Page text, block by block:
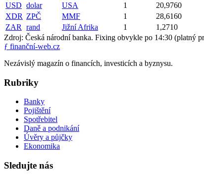
USD dolar USA 1 20,9760
XDR ZPČ MMF 1 28,6160
ZAR
rand Jižní Afrika 1 1,2710
Zdroj: Česká národní banka. Fixing obvykle po 14:30 (platný
ƒ finanční-web.cz
Nezávislý magazín o financích, investicích a byznysu.
Rubriky
Banky
Pojištění
Spotřebitel
Daně a podnikání
Úvěry a půjčky
Ekonomika
Sledujte nás